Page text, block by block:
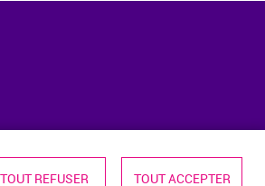
TOUT REFUSER TOUT ACCEPTER